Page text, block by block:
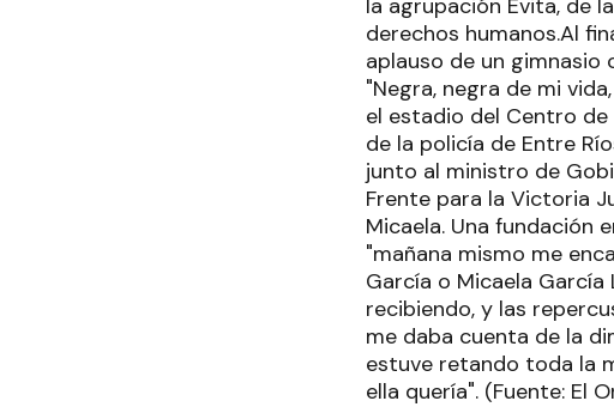
derechos humanos.Al
aplauso de un gimnasio
"Negra, negra de mi
el estadio del Centro de
de la policía de Entre
junto al ministro de
Frente para la Victoria
Micaela. Una fundación
"mañana mismo me
García o Micaela
recibiendo, y las
me daba cuenta de la
estuve retando toda la
ella quería". (Fuente: El